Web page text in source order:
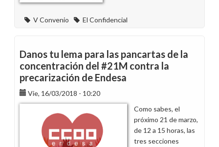
V Convenio El Confidencial
Danos tu lema para las pancartas de la
concentración del #21M contra la
precarización de Endesa
Vie, 16/03/2018 - 10:20
Como sabes, el
próximo 21 de marzo,
de 12 a 15 horas, las
tres secciones